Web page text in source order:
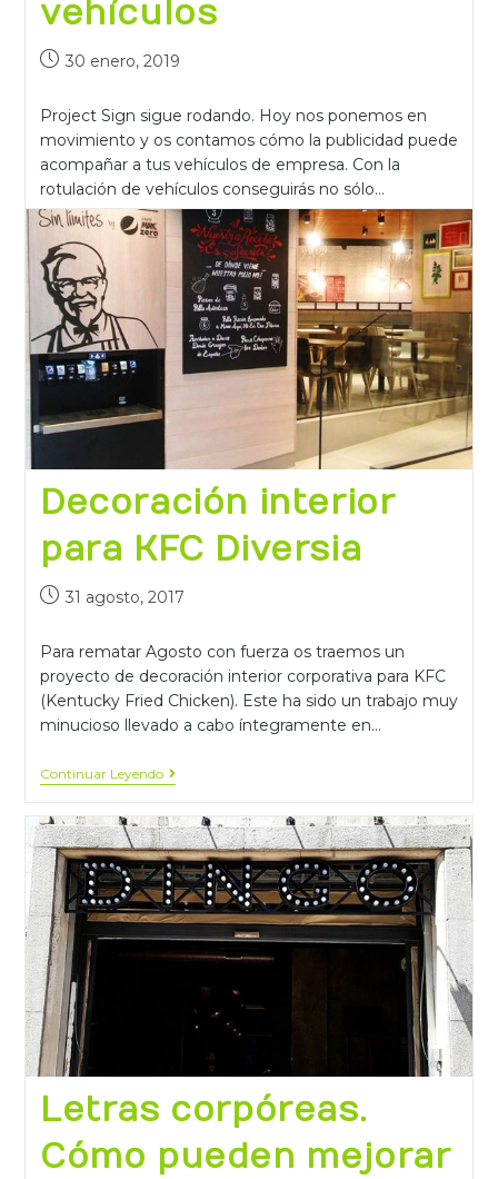
vehículos
30 enero, 2019
Project Sign sigue rodando. Hoy nos ponemos en
movimiento y os contamos cómo la publicidad puede
acompañar a tus vehículos de empresa. Con la
rotulación de vehículos conseguirás no sólo…
Continuar Leyendo
Decoración interior
para KFC Diversia
31 agosto, 2017
Para rematar Agosto con fuerza os traemos un
proyecto de decoración interior corporativa para KFC
(Kentucky Fried Chicken). Este ha sido un trabajo muy
minucioso llevado a cabo íntegramente en…
Continuar Leyendo
Letras corpóreas.
Cómo pueden mejorar